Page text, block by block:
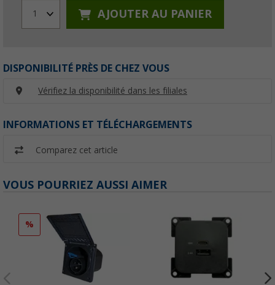
1 AJOUTER AU PANIER
DISPONIBILITÉ PRÈS DE CHEZ VOUS
Vérifiez la disponibilité dans les filiales
INFORMATIONS ET TÉLÉCHARGEMENTS
Comparez cet article
VOUS POURRIEZ AUSSI AIMER
%